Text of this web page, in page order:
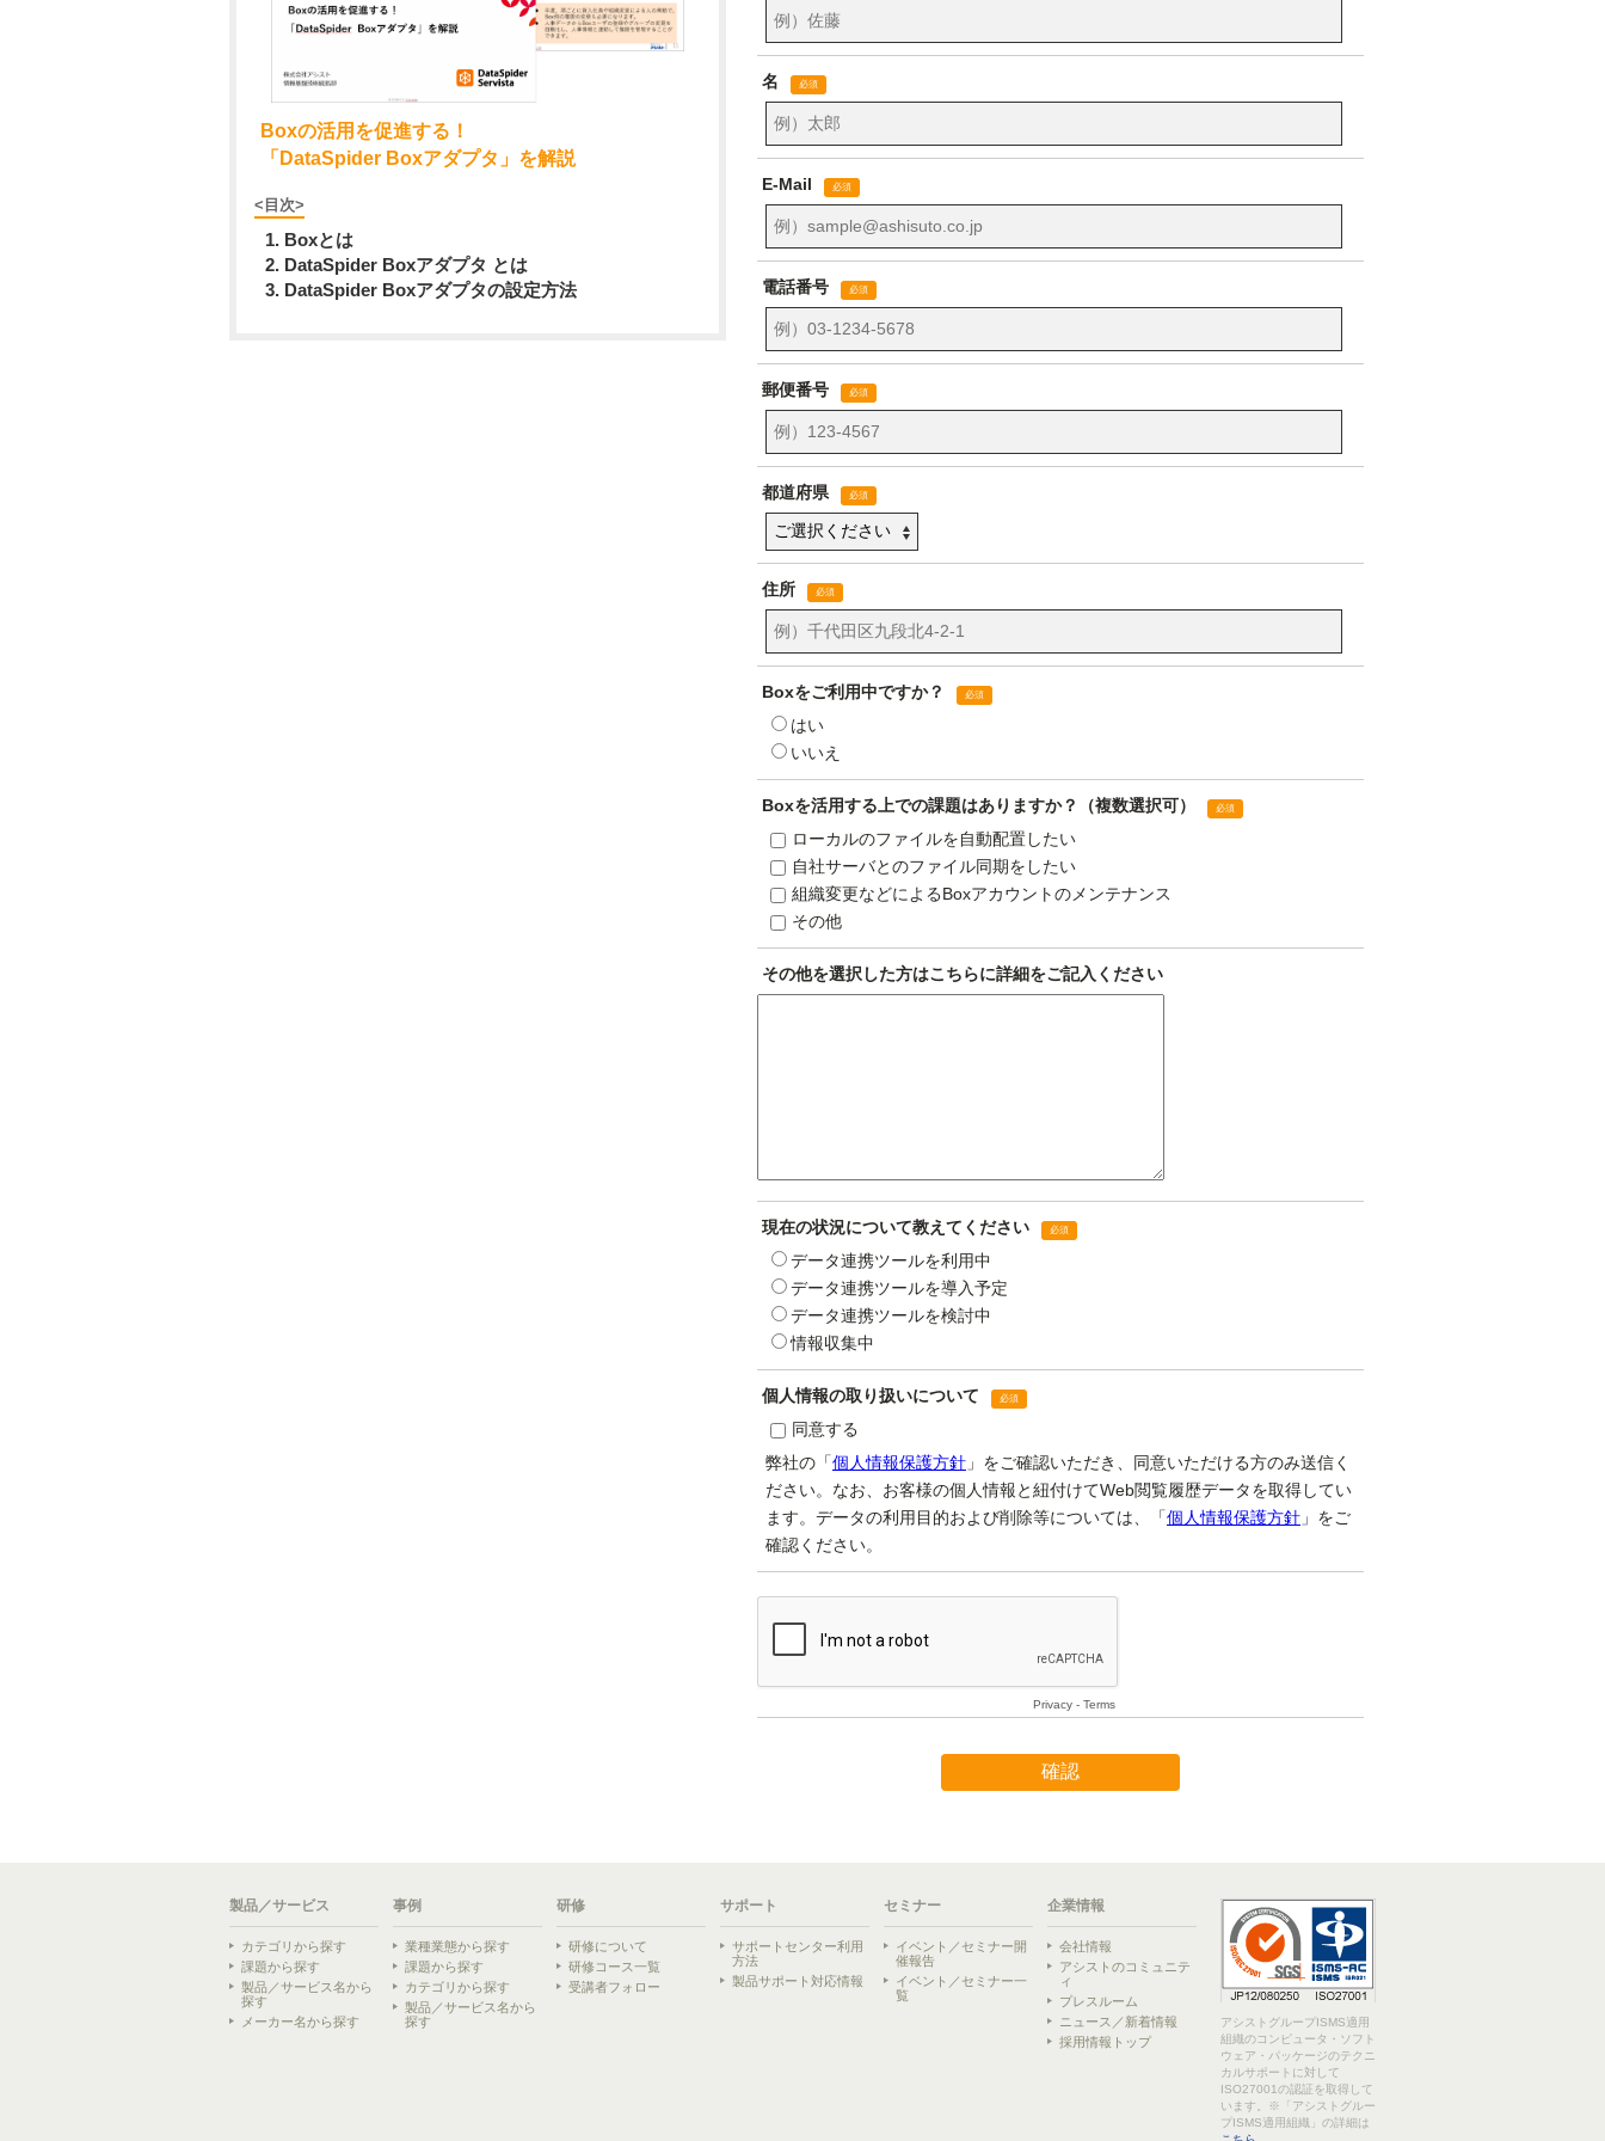
Boxの活用を促進する！
「DataSpider Boxアダプタ」を解説
<目次>
Boxとは
DataSpider Boxアダプタ とは
DataSpider Boxアダプタの設定方法
製品／サービス
カテゴリから探す
課題から探す
製品／サービス名から
探す
メーカー名から探す
事例
業種業態から探す
課題から探す
カテゴリから探す
製品／サービス名から
探す
研修
研修について
研修コース一覧
受講者フォロー
サポート
サポートセンター利用
方法
製品サポート対応情報
セミナー
イベント／セミナー開
催報告
イベント／セミナー一
覧
企業情報
会社情報
アシストのコミュニテ
ィ
プレスルーム
ニュース／新着情報
採用情報トップ
アシストグループISMS適用
組織のコンピュータ・ソフト
ウェア・パッケージのテクニ
カルサポートに対して
ISO27001の認証を取得して
います。※「アシストグルー
プISMS適用組織」の詳細は